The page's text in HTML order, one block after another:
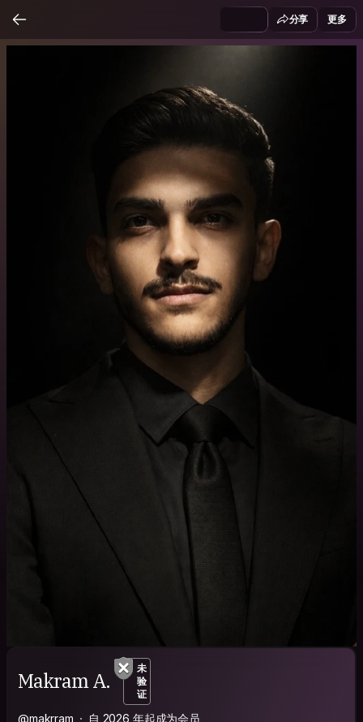
分享 更多
Makram A.
未
验
证
@makrram 自 2026 年起成为会员